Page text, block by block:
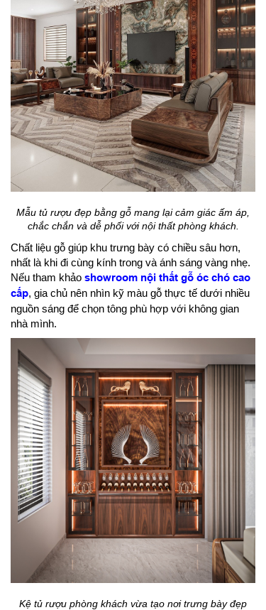
Mẫu tủ rượu đẹp bằng gỗ mang lại cảm giác ấm áp,
chắc chắn và dễ phối với nội thất phòng khách.
Chất liệu gỗ giúp khu trưng bày có chiều sâu hơn,
nhất là khi đi cùng kính trong và ánh sáng vàng nhẹ.
Nếu tham khảo showroom nội thất gỗ óc chó cao
cấp, gia chủ nên nhìn kỹ màu gỗ thực tế dưới nhiều
nguồn sáng để chọn tông phù hợp với không gian
nhà mình.
Kệ tủ rượu phòng khách vừa tạo nơi trưng bày đẹp